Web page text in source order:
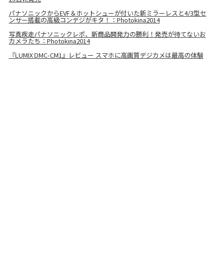
パナソニックからEVF＆ホットシューが付いた新ミラーレスと4/3型セ
ンサー搭載の高級コンデジがキタ！：Photokina2014
写真疾走パナソニックレポ、新商品開発力の勝利！発売が待てないお
カメラたち：Photokina2014
『LUMIX DMC-CM1』レビュー スマホに高画質デジカメは最高の体験